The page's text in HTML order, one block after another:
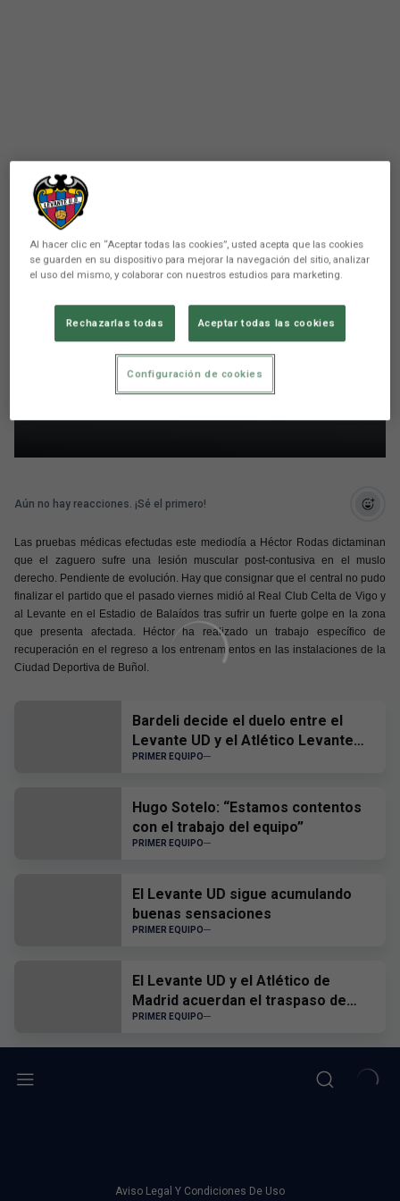
Héctor sufre una lesión
Aún no hay reacciones. ¡Sé el primero!
Las pruebas médicas efectudas este mediodía a Héctor Rodas dictaminan
que el zaguero sufre una lesión muscular post-contusiva en el muslo
derecho. Pendiente de evolución. Hay que consignar que el central no pudo
finalizar el partido que el pasado viernes midió al Real Club Celta de Vigo y
al Levante en el Estadio de Balaídos tras sufrir un fuerte golpe en la zona
que presenta afectada. Héctor ha realizado un trabajo específico de
recuperación en el regreso a los entrenamientos en las instalaciones de la
Ciudad Deportiva de Buñol.
Bardeli decide el duelo entre el
Levante UD y el Atlético Levante
UD
PRIMER EQUIPO
Hugo Sotelo: “Estamos contentos
con el trabajo del equipo”
PRIMER EQUIPO
El Levante UD sigue acumulando
buenas sensaciones
PRIMER EQUIPO
El Levante UD y el Atlético de
Madrid acuerdan el traspaso de
Edgar Alcañiz
PRIMER EQUIPO
Aviso Legal Y Condiciones De Uso
Al hacer clic en “Aceptar todas las cookies”, usted acepta que las cookies
se guarden en su dispositivo para mejorar la navegación del sitio, analizar
el uso del mismo, y colaborar con nuestros estudios para marketing.
Rechazarlas todas Aceptar todas las cookies
Configuración de cookies